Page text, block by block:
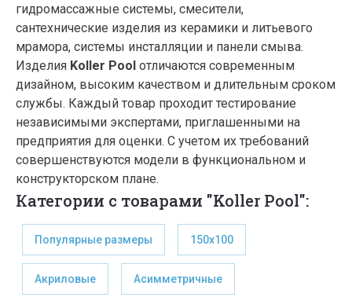
гидромассажные системы, смесители,
сантехнические изделия из керамики и литьевого
мрамора, системы инсталляции и панели смыва.
Изделия Koller Pool отличаются современным
дизайном, высоким качеством и длительным сроком
службы. Каждый товар проходит тестирование
независимыми экспертами, приглашенными на
предприятия для оценки. С учетом их требований
совершенствуются модели в функциональном и
конструкторском плане.
Категории с товарами "Koller Pool":
Популярные размеры 150х100
Акриловые Асимметричные